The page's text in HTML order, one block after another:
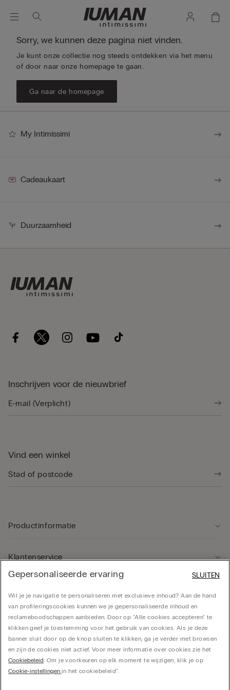
Sorry, we kunnen deze pagina niet vinden.
Je kunt onze collectie nog steeds ontdekken via het menu
of door naar onze homepage te gaan.
Ga naar de homepage
My Intimissimi
Cadeaukaart
Duurzaamheid
Inschrijven voor de nieuwbrief
Vind een winkel
Productinformatie
Klantenservice
Bedrijf
CALZEDONIA Finanziaria S.A. Belgium Branch, Avenue Louise 283, box 24, 1050
Gepersonaliseerde ervaring
Wil je je navigatie te personaliseren met exclusieve inhoud? Aan de hand
van profileringscookies kunnen we je gepersonaliseerde inhoud en
reclameboodschappen aanbieden. Door op "Alle cookies accepteren" te
klikken geef je toestemming voor het gebruik van cookies. Als je deze
banner sluit door op de knop sluiten te klikken, ga je verder met browsen
en zijn de cookies niet actief. Voor meer informatie over cookies zie het
Cookiebeleid. Om je voorkeuren op elk moment te wijzigen, klik je op
Cookie-instellingen in het cookiebeleid".
SLUITEN